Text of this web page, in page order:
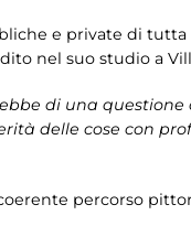
e private di tutta
nel suo studio a
di una questione
delle cose con
percorso